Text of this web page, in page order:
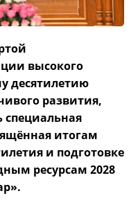
высокого
десятилетию
развития,
специальная
итогам
и подготовке
ресурсам 2028